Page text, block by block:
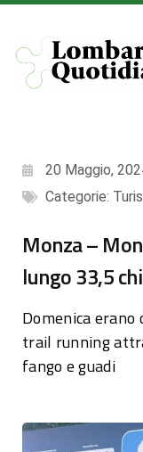
20 Maggio,
Categorie:
Monza –
lungo 33,5
Domenica
trail running
fango e guadi